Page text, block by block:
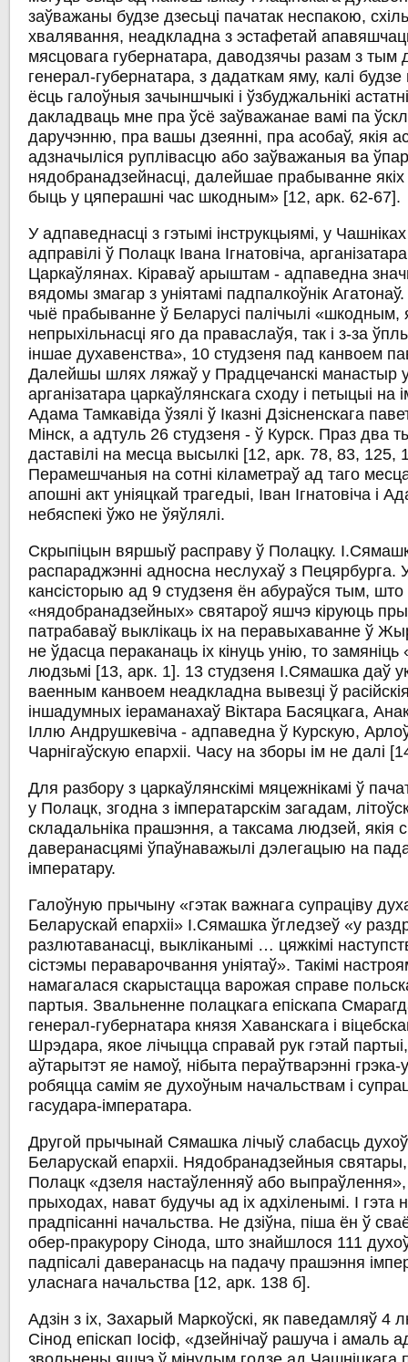
заўважаны будзе дзесьці пачатак неспакою,
хвалявання, неадкладна з эстафетай
мясцовага губернатара, даводзячы разам з тым
генерал-губернатара, з дадаткам яму, калі
ёсць галоўныя зачыншчыкі і ўзбуджальнікі
дакладваць мне пра ўсё заўважанае вамі па
даручэнню, пра вашы дзеянні, пра асобаў, якія
адзначыліся руплівасцю або заўважаныя ва
нядобранадзейнасці, далейшае прабыванне
быць у цяперашні час шкодным» [12, арк. 62-67].
У адпаведнасці з гэтымі інструкцыямі, у
адправілі ў Полацк Івана Ігнатовіча,
Царкаўлянах. Кіраваў арыштам - адпаведна
вядомы змагар з уніятамі падпалкоўнік
чыё прабыванне ў Беларусі палічылі «шкодным,
непрыхільнасці яго да праваслаўя, так і з-за
іншае духавенства», 10 студзеня пад канвоем
Далейшы шлях ляжаў у Прадцечанскі манастыр
арганізатара царкаўлянскага сходу і петыцыі на
Адама Тамкавіда ўзялі ў Іказні Дзісненскага
Мінск, а адтуль 26 студзеня - ў Курск. Праз два
даставілі на месца высылкі [12, арк. 78, 83, 125,
Перамешчаныя на сотні кіламетраў ад таго
апошні акт уніяцкай трагедыі, Іван Ігнатовіча і
небяспекі ўжо не ўяўлялі.
Скрыпіцын вяршыў расправу ў Полацку.
распараджэнні адносна неслухаў з Пецярбурга.
кансісторыю ад 9 студзеня ён абураўся тым, што
«нядобранадзейных» святароў яшчэ кіруюць
патрабаваў выклікаць іх на перавыхаванне ў
не ўдасца пераканаць іх кінуць унію, то
людзьмі [13, арк. 1]. 13 студзеня І.Сямашка даў
ваенным канвоем неадкладна вывезці ў
іншадумных іераманахаў Віктара Басяцкага,
Іллю Андрушкевіча - адпаведна ў Курскую,
Чарнігаўскую епархіі. Часу на зборы ім не далі
Для разбору з царкаўлянскімі мяцежнікамі ў
у Полацк, згодна з імператарскім загадам,
складальніка прашэння, а таксама людзей, якія
даверанасцямі ўпаўнаважылі дэлегацыю на
імператару.
Галоўную прычыну «гэтак важнага супраціву
Беларускай епархіі» І.Сямашка ўгледзеў «у
разлютаванасці, выкліканымі … цяжкімі
сістэмы пераварочвання уніятаў». Такімі
намагалася скарыстацца варожая справе
партыя. Звальненне полацкага епіскапа
генерал-губернатара князя Хаванскага і
Шрэдара, якое лічыцца справай рук гэтай
аўтарытэт яе намоў, нібыта пераўтварэнні грэка-
робяцца самім яе духоўным начальствам і
гасудара-імператара.
Другой прычынай Сямашка лічыў слабасць
Беларускай епархіі. Нядобранадзейныя святары,
Полацк «дзеля настаўленняў або выпраўлення»,
прыходах, нават будучы ад іх адхіленымі. І гэта
прадпісанні начальства. Не дзіўна, піша ён ў
обер-пракурору Сінода, што знайшлося 111
падпісалі даверанасць на падачу прашэння
уласнага начальства [12, арк. 138 б].
Адзін з іх, Захарый Маркоўскі, як паведамляў 4
Сінод епіскап Іосіф, «дзейнічаў рашуча і амаль